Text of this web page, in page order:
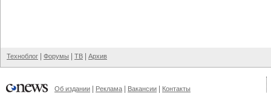
Техноблог Форумы ТВ Архив
Об издании Реклама Вакансии Контакты